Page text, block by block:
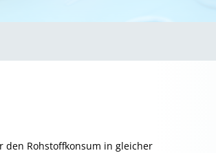
den Rohstoffkonsum in gleicher